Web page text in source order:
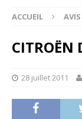
ACCUEIL
CITROËN
28 juillet 2011